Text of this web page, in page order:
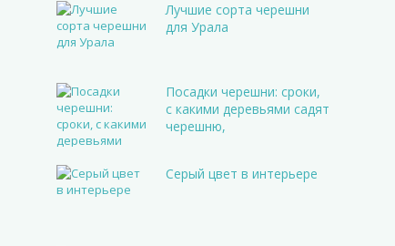
Лучшие сорта черешни
для Урала
Посадки черешни: сроки,
с какими деревьями садят
черешню,
Серый цвет в интерьере